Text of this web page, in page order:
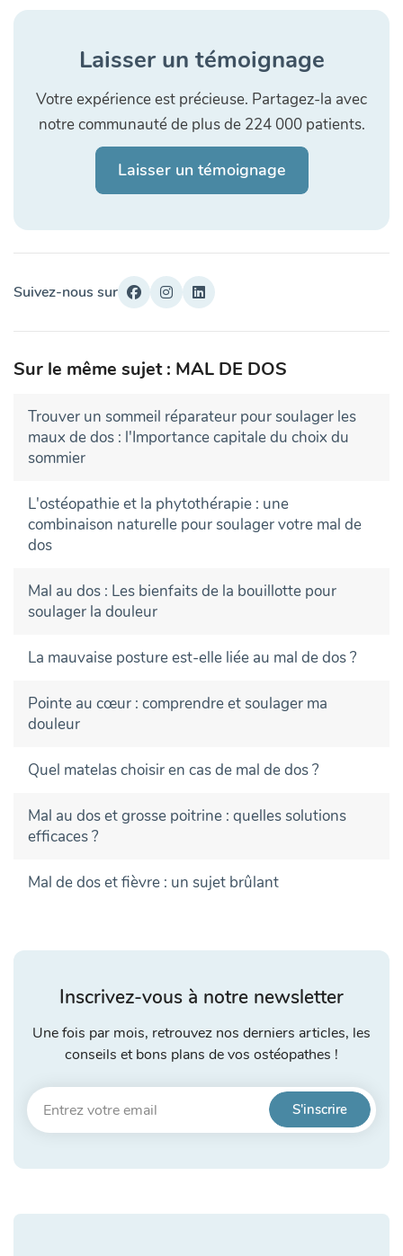
Laisser un témoignage
Votre expérience est précieuse. Partagez-la avec
notre communauté de plus de 224 000 patients.
Laisser un témoignage
Suivez-nous sur
Sur le même sujet : MAL DE DOS
Trouver un sommeil réparateur pour soulager les
maux de dos : l'Importance capitale du choix du
sommier
L'ostéopathie et la phytothérapie : une
combinaison naturelle pour soulager votre mal de
dos
Mal au dos : Les bienfaits de la bouillotte pour
soulager la douleur
La mauvaise posture est-elle liée au mal de dos ?
Pointe au cœur : comprendre et soulager ma
douleur
Quel matelas choisir en cas de mal de dos ?
Mal au dos et grosse poitrine : quelles solutions
efficaces ?
Mal de dos et fièvre : un sujet brûlant
Inscrivez-vous à notre newsletter
Une fois par mois, retrouvez nos derniers articles, les
conseils et bons plans de vos ostéopathes !